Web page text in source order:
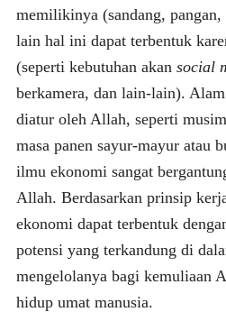
memilikinya (sandang,
lain hal ini dapat terbentuk
(seperti kebutuhan akan social
berkamera, dan lain-lain).
diatur oleh Allah, seperti
masa panen sayur-mayur atau
ilmu ekonomi sangat
Allah. Berdasarkan prinsip
ekonomi dapat terbentuk
potensi yang terkandung di
mengelolanya bagi kemuliaan
hidup umat manusia.